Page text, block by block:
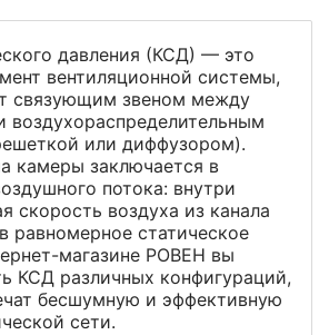
давления (КСД) — это
вентиляционной системы,
связующим звеном между
воздухораспределительным
или диффузором).
камеры заключается в
потока: внутри
скорость воздуха из канала
равномерное статическое
магазине РОВЕН вы
КСД различных конфигураций,
бесшумную и эффективную
сети.